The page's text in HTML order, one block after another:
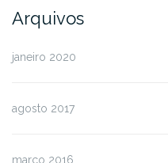
Arquivos
janeiro 2020
agosto 2017
março 2016